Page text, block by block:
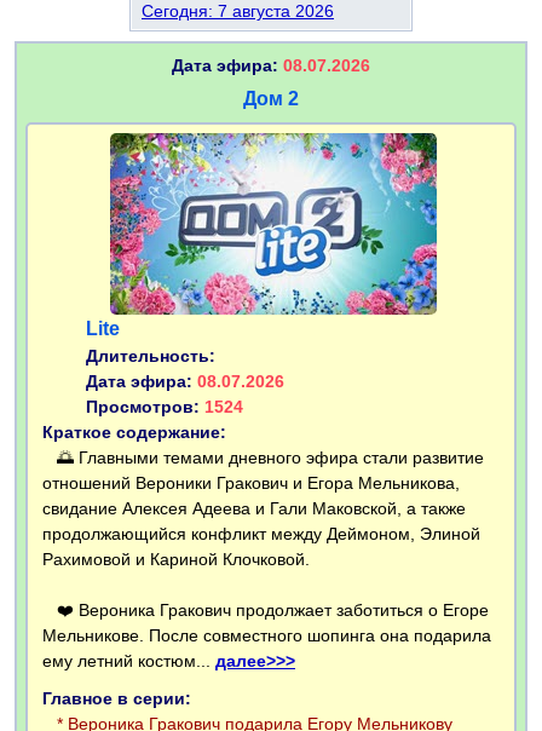
Сегодня: 7 августа 2026
Дата эфира: 08.07.2026
Дом 2
Lite
Длительность:
Дата эфира: 08.07.2026
Просмотров: 1524
Краткое содержание:
🌅 Главными темами дневного эфира стали развитие
отношений Вероники Гракович и Егора Мельникова,
свидание Алексея Адеева и Гали Маковской, а также
продолжающийся конфликт между Деймоном, Элиной
Рахимовой и Кариной Клочковой.
❤️ Вероника Гракович продолжает заботиться о Егоре
Мельникове. После совместного шопинга она подарила
ему летний костюм... далее>>>
Главное в серии:
* Вероника Гракович подарила Егору Мельникову